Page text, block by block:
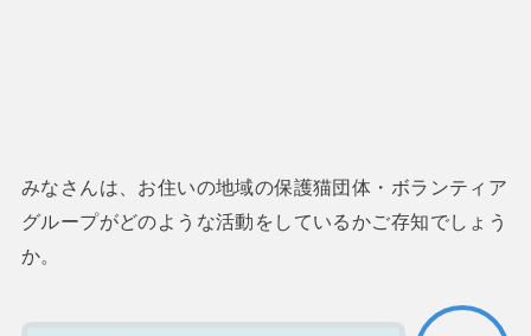
みなさんは、お住いの地域の保護猫団体・ボランティア
グループがどのような活動をしているかご存知でしょう
か。